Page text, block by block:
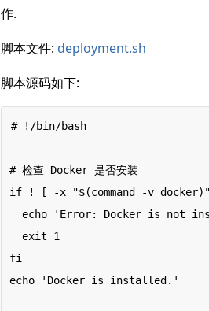
作.
脚本文件: deployment.sh
脚本源码如下:
# !/bin/bash
# 检查 Docker 是否安装
if ! [ -x "$(command -v
fi
echo 'Docker is installed.'